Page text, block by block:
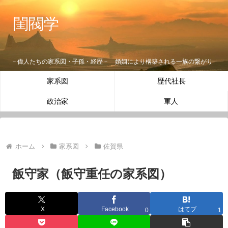
閨閥学
－偉人たちの家系図・子孫・経歴－ 婚姻により構築される一族の繋がり
家系図 歴代社長
政治家 軍人
ホーム 家系図 佐賀県
飯守家（飯守重任の家系図）
X Facebook 0 はてブ 1